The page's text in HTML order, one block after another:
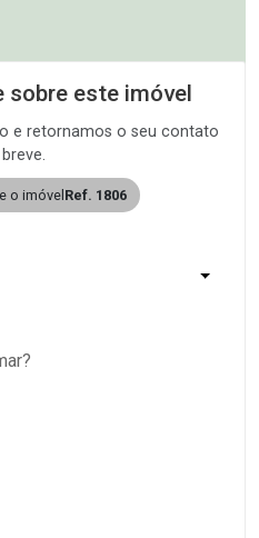
sobre este imóvel
e retornamos o seu contato
o imóvel Ref. 1806